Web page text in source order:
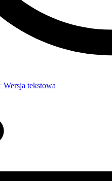
Wersja tekstowa